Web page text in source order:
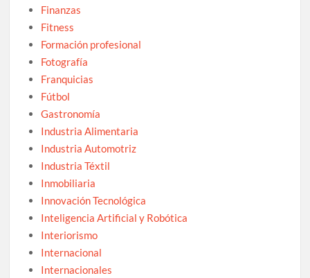
Finanzas
Fitness
Formación profesional
Fotografía
Franquicias
Fútbol
Gastronomía
Industria Alimentaria
Industria Automotriz
Industria Téxtil
Inmobiliaria
Innovación Tecnológica
Inteligencia Artificial y Robótica
Interiorismo
Internacional
Internacionales